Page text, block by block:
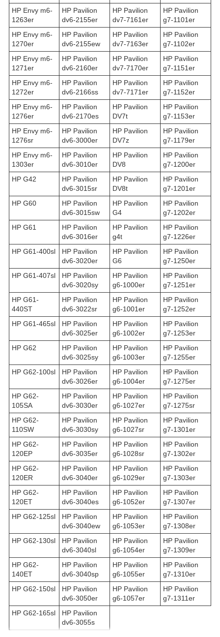
HP Envy m6-
1263er
HP Pavilion
dv6-2155er
HP Pavilion
dv7-7161er
HP Pavilion
g7-1101er
HP Envy m6-
1270er
HP Pavilion
dv6-2155ew
HP Pavilion
dv7-7163er
HP Pavilion
g7-1102er
HP Envy m6-
1271er
HP Pavilion
dv6-2160er
HP Pavilion
dv7-7170er
HP Pavilion
g7-1151er
HP Envy m6-
1272er
HP Pavilion
dv6-2166ss
HP Pavilion
dv7-7171er
HP Pavilion
g7-1152er
HP Envy m6-
1276er
HP Pavilion
dv6-2170es
HP Pavilion
DV7t
HP Pavilion
g7-1153er
HP Envy m6-
1276sr
HP Pavilion
dv6-3000er
HP Pavilion
DV7z
HP Pavilion
g7-1179er
HP Envy m6-
1303er
HP Pavilion
dv6-3010er
HP Pavilion
DV8
HP Pavilion
g7-1200er
HP G42
HP Pavilion
dv6-3015sr
HP Pavilion
DV8t
HP Pavilion
g7-1201er
HP G60
HP Pavilion
dv6-3015sw
HP Pavilion
G4
HP Pavilion
g7-1202er
HP G61
HP Pavilion
dv6-3016er
HP Pavilion
g4t
HP Pavilion
g7-1226er
HP G61-400sl
HP Pavilion
dv6-3020er
HP Pavilion
G6
HP Pavilion
g7-1250er
HP G61-407sl
HP Pavilion
dv6-3020sy
HP Pavilion
g6-1000er
HP Pavilion
g7-1251er
HP G61-
440ST
HP Pavilion
dv6-3022sr
HP Pavilion
g6-1001er
HP Pavilion
g7-1252er
HP G61-465sl
HP Pavilion
dv6-3025er
HP Pavilion
g6-1002er
HP Pavilion
g7-1253er
HP G62
HP Pavilion
dv6-3025sy
HP Pavilion
g6-1003er
HP Pavilion
g7-1255er
HP G62-100sl
HP Pavilion
dv6-3026er
HP Pavilion
g6-1004er
HP Pavilion
g7-1275er
HP G62-
105SA
HP Pavilion
dv6-3030er
HP Pavilion
g6-1027er
HP Pavilion
g7-1275sr
HP G62-
110SW
HP Pavilion
dv6-3030sy
HP Pavilion
g6-1027sr
HP Pavilion
g7-1301er
HP G62-
120EP
HP Pavilion
dv6-3035er
HP Pavilion
g6-1028sr
HP Pavilion
g7-1302er
HP G62-
120ER
HP Pavilion
dv6-3040er
HP Pavilion
g6-1029er
HP Pavilion
g7-1303er
HP G62-
120ET
HP Pavilion
dv6-3040es
HP Pavilion
g6-1052er
HP Pavilion
g7-1307er
HP G62-125sl
HP Pavilion
dv6-3040ew
HP Pavilion
g6-1053er
HP Pavilion
g7-1308er
HP G62-130sl
HP Pavilion
dv6-3040sl
HP Pavilion
g6-1054er
HP Pavilion
g7-1309er
HP G62-
140ET
HP Pavilion
dv6-3040sp
HP Pavilion
g6-1055er
HP Pavilion
g7-1310er
HP G62-150sl
HP Pavilion
dv6-3050er
HP Pavilion
g6-1057er
HP Pavilion
g7-1311er
HP G62-165sl
HP Pavilion
dv6-3055s